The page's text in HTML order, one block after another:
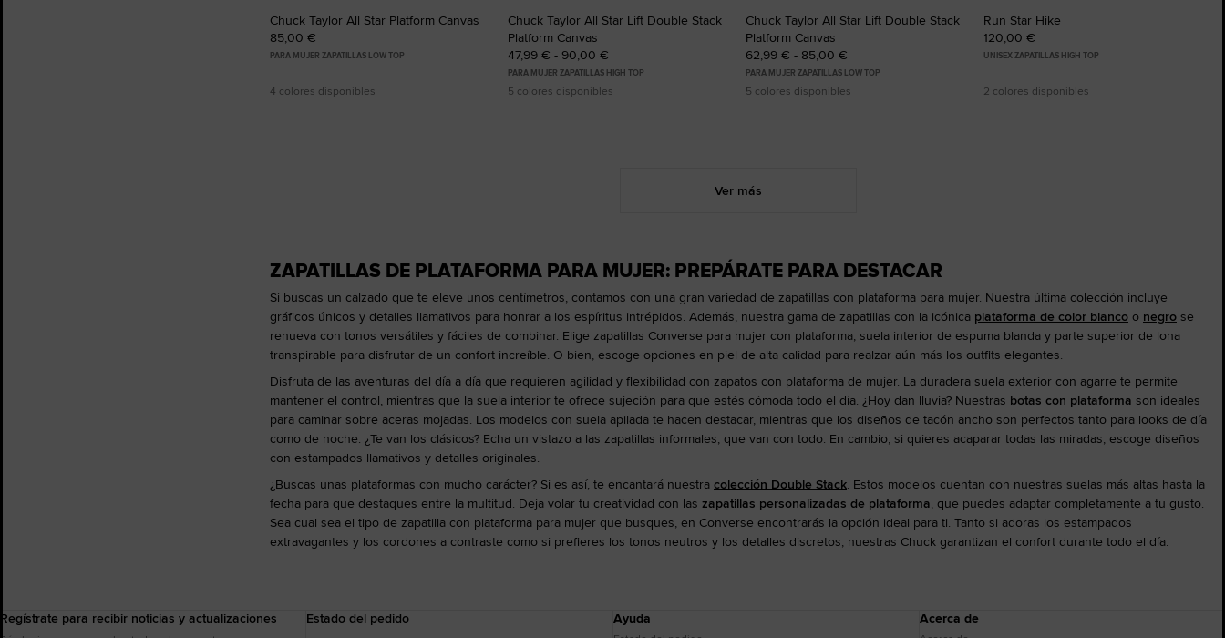
Chuck Taylor All Star Platform Canvas
85,00 €
PARA MUJER ZAPATILLAS LOW TOP
4 colores disponibles
Chuck Taylor All Star Lift Double Stack
Platform Canvas
47,99 € - 90,00 €
PARA MUJER ZAPATILLAS HIGH TOP
5 colores disponibles
Chuck Taylor All Star Lift Double Stack
Platform Canvas
62,99 € - 85,00 €
PARA MUJER ZAPATILLAS LOW TOP
5 colores disponibles
Run Star Hike
120,00 €
UNISEX ZAPATILLAS HIGH TOP
2 colores disponibles
Ver más
ZAPATILLAS DE PLATAFORMA PARA MUJER: PREPÁRATE PARA DESTACAR
Si buscas un calzado que te eleve unos centímetros, contamos con una gran variedad de zapatillas con plataforma para mujer. Nuestra última colección incluye
gráficos únicos y detalles llamativos para honrar a los espíritus intrépidos. Además, nuestra gama de zapatillas con la icónica plataforma de color blanco o negro se
renueva con tonos versátiles y fáciles de combinar. Elige zapatillas Converse para mujer con plataforma, suela interior de espuma blanda y parte superior de lona
transpirable para disfrutar de un confort increíble. O bien, escoge opciones en piel de alta calidad para realzar aún más los outfits elegantes.
Disfruta de las aventuras del día a día que requieren agilidad y flexibilidad con zapatos con plataforma de mujer. La duradera suela exterior con agarre te permite
mantener el control, mientras que la suela interior te ofrece sujeción para que estés cómoda todo el día. ¿Hoy dan lluvia? Nuestras botas con plataforma son ideales
para caminar sobre aceras mojadas. Los modelos con suela apilada te hacen destacar, mientras que los diseños de tacón ancho son perfectos tanto para looks de día
como de noche. ¿Te van los clásicos? Echa un vistazo a las zapatillas informales, que van con todo. En cambio, si quieres acaparar todas las miradas, escoge diseños
con estampados llamativos y detalles originales.
¿Buscas unas plataformas con mucho carácter? Si es así, te encantará nuestra colección Double Stack. Estos modelos cuentan con nuestras suelas más altas hasta la
fecha para que destaques entre la multitud. Deja volar tu creatividad con las zapatillas personalizadas de plataforma, que puedes adaptar completamente a tu gusto.
Sea cual sea el tipo de zapatilla con plataforma para mujer que busques, en Converse encontrarás la opción ideal para ti. Tanto si adoras los estampados
extravagantes y los cordones a contraste como si prefieres los tonos neutros y los detalles discretos, nuestras Chuck garantizan el confort durante todo el día.
Regístrate para recibir noticias y actualizaciones
Estado del pedido
Ayuda Acerca de